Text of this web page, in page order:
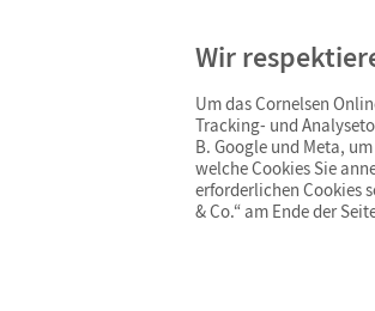
Persönliche Angebote für Lehrkräfte
Sicheres Einkaufen mit SSL-Verschlüsselung
Widerrufsfristvon 4 Wochen
Schnelle und einfache Retourenabwicklung
Wir
Um das Cornelsen
Tracking- und
B. Google und Meta,
welche Cookies Sie
erforderlichen Cookies
& Co.“ am Ende der